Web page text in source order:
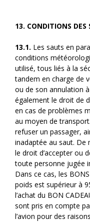
13. CONDITIONS DES
13.1. Les sauts en
conditions
utilisé, tous liés à la
tandem en charge de
ou de son annulation
également le droit de
en cas de problèmes
au moyen de
refuser un passager,
inadaptée au saut. De
le droit d’accepter ou
toute personne jugée
Dans ce cas, les
poids est supérieur à
l’achat du BON
sont pris en compte
l’avion pour des